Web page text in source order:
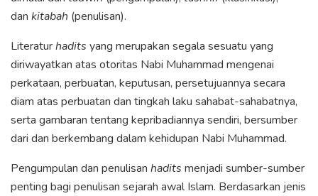
dan kitabah (penulisan).
Literaturhadits yang merupakan segala sesuatu yang
diriwayatkan atas otoritas Nabi Muhammad mengenai
perkataan, perbuatan, keputusan, persetujuannya secara
diam atas perbuatan dan tingkah laku sahabat-sahabatnya,
serta gambaran tentang kepribadiannya sendiri, bersumber
dari dan berkembang dalam kehidupan Nabi Muhammad.
Pengumpulan dan penulisan hadits menjadi sumber-sumber
penting bagi penulisan sejarah awal Islam. Berdasarkan jenis